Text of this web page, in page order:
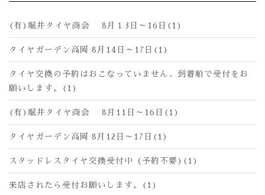
(有)堀井タイヤ商会 8月１3日～16日(1)
タイヤガーデン高岡 8月14日～17日(1)
タイヤ交換の予約はおこなっていません、到着順で受付をお
願いします。(1)
(有)堀井タイヤ商会 8月11日～16日(1)
タイヤガーデン高岡 8月12日～17日(1)
スタッドレスタイヤ交換受付中（予約不要)(1)
来店されたら受付お願いします。(1)